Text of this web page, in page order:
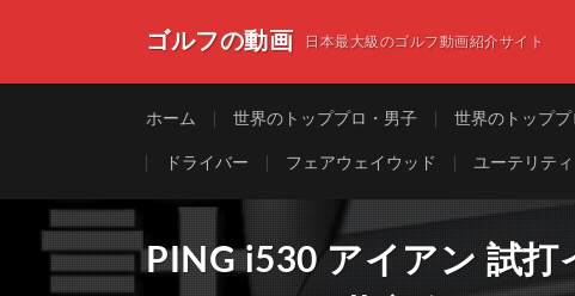
ゴルフの動画 日本最大級のゴルフ動画紹介サイト
ホーム 世界のトッププロ・男子 世界のトップ
ドライバー フェアウェイウッド ユーテリティ
PING i530 アイアン 試